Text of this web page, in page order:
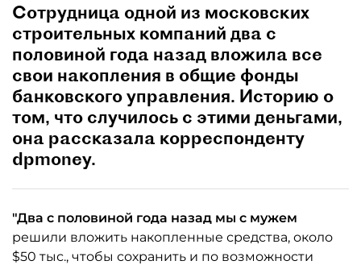
Сотрудница одной из московских
строительных компаний два с
половиной года назад вложила все
свои накопления в общие фонды
банковского управления. Историю о
том, что случилось с этими деньгами,
она рассказала корреспонденту
dpmoney.
"Два с половиной года назад мы с мужем
решили вложить накопленные средства, около
$50 тыс., чтобы сохранить и по возможности